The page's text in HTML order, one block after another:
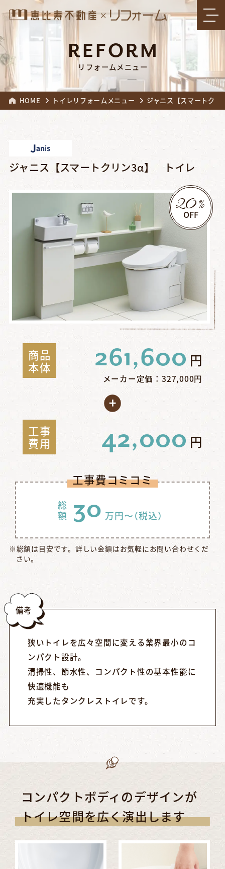
REFORM
リフォームメニュー
HOME トイレリフォームメニュー ジャニス【スマートク
ジャニス【スマートクリン3α】 トイレ
20%
OFF
商品
本体
261,600 円
メーカー定価：327,000円
工事
費用
42,000 円
工事費コミコミ
総
額 30 万円〜（税込）
※総額は目安です。詳しい金額はお気軽にお問い合わせくだ
さい。
備考
狭いトイレを広々空間に変える業界最小のコ
ンパクト設計。
清掃性、節水性、コンパクト性の基本性能に
快適機能も
充実したタンクレストイレです。
コンパクトボディのデザインが
トイレ空間を広く演出します